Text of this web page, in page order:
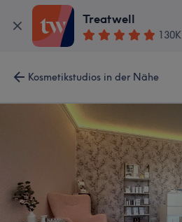
Treatwell
130K
Kosmetikstudios in der Nähe